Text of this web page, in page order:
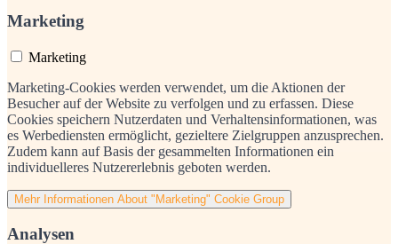
Marketing
Marketing
Marketing-Cookies werden verwendet, um die Aktionen der
Besucher auf der Website zu verfolgen und zu erfassen. Diese
Cookies speichern Nutzerdaten und Verhaltensinformationen, was
es Werbediensten ermöglicht, gezieltere Zielgruppen anzusprechen.
Zudem kann auf Basis der gesammelten Informationen ein
individuelleres Nutzererlebnis geboten werden.
Mehr Informationen About "Marketing" Cookie Group
Analysen